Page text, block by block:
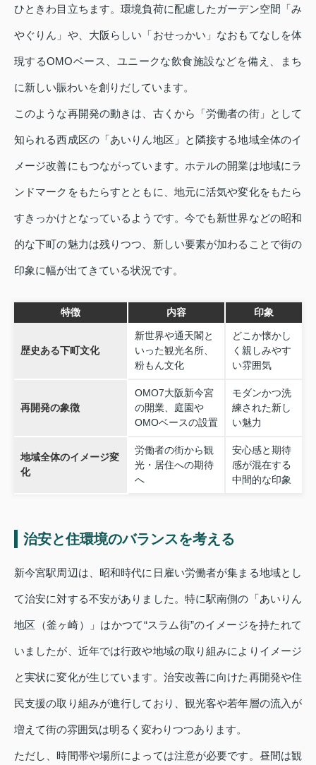
ひときわ目立ちます。環境負荷に配慮したガーデン空間「み
やぐりん」や、大阪らしい「おせっかい」なおもてなしを体
現するOMOベース、ユニークな飲食施設などを備え、まち
に新しい賑わいを創りだしています。
このような再開発の動きは、古くから「労働者の街」として
知られる西成区の「あいりん地区」と隣接する地域全体のイ
メージ改善にもつながっています。ホテルの開業は地域にラ
ンドマークをもたらすとともに、地元に活気や変化をもたら
すきっかけとなっているようです。今でも新世界などの昭和
的な下町の魅力は残りつつ、新しい要素が加わることで街の
印象に幅が出てきている状況です。
特徴 内容 印象
歴史ある下町文化
新世界や通天閣と
いった観光名所、
粉もん文化
どこか懐かし
く親しみやす
い雰囲気
再開発の象徴
OMO7大阪新今宮
の開業、庭園や
OMOベースの設置
モダンかつ洗
練された新し
い魅力
地域全体のイメージ変
化
労働者の街から観
光・居住への期待
へ
安心感と期待
感が混在する
中間的な印象
治安と住環境のバランスを考える
新今宮駅周辺は、昭和時代に日雇い労働者が集まる地域とし
て治安に対する不安がありました。特に駅南側の「あいりん
地区（釜ヶ崎）」はかつて“スラム街”のイメージを持たれて
いましたが、近年では行政や地域の取り組みによりイメージ
と実状に変化が生じています。治安改善に向けた再開発や住
民支援の取り組みが進行しており、観光客や若年層の流入が
増えて街の雰囲気は明るく変わりつつあります。
ただし、時間帯や場所によっては注意が必要です。昼間は観